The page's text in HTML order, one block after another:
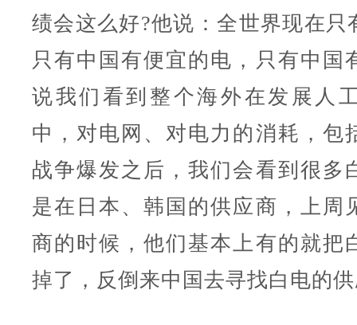
绩会这么好?他说：全世界现在只
只有中国有便宜的电，只有中国
说我们看到整个海外在发展人
中，对电网、对电力的消耗，包
战争爆发之后，我们会看到很多
是在日本、韩国的供应商，上周
商的时候，他们基本上有的就把
掉了，反倒来中国去寻找白电的